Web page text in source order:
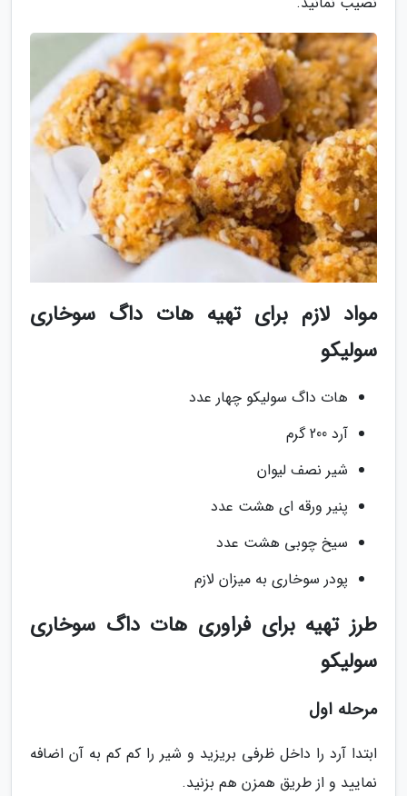
مواد لازم برای تهیه هات داگ سوخاری
سولیکو
هات داگ سولیکو چهار عدد
آرد 200 گرم
شیر نصف لیوان
پنیر ورقه ای هشت عدد
سیخ چوبی هشت عدد
پودر سوخاری به میزان لازم
طرز تهیه برای فراوری هات داگ سوخاری
سولیکو
مرحله اول
ابتدا آرد را داخل ظرفی بریزید و شیر را کم کم به آن اضافه
نمایید و از طریق همزن هم بزنید.